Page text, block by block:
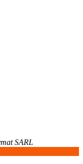
SARL